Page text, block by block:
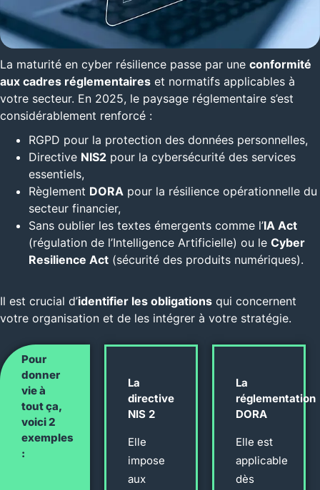
La maturité en cyber résilience passe par une conformité
aux cadres réglementaires et normatifs applicables à
votre secteur. En 2025, le paysage réglementaire s’est
considérablement renforcé :
RGPD pour la protection des données personnelles,
Directive NIS2 pour la cybersécurité des services
essentiels,
Règlement DORA pour la résilience opérationnelle du
secteur financier,
Sans oublier les textes émergents comme l’IA Act
(régulation de l’Intelligence Artificielle) ou le Cyber
Resilience Act (sécurité des produits numériques).
Il est crucial d’identifier les obligations qui concernent
votre organisation et de les intégrer à votre stratégie.
Pour
donner
vie à
tout ça,
voici 2
exemples
:
La
directive
NIS 2
Elle
impose
aux
La
réglementation
DORA
Elle est
applicable
dès